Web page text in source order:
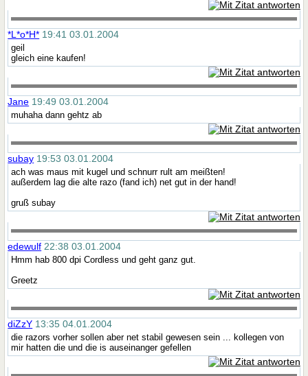
*L*o*H* 19:41 03.01.2004
geil
gleich eine kaufen!
Jane 19:49 03.01.2004
muhaha dann gehtz ab
subay 19:53 03.01.2004
ach was maus mit kugel und schnurr rult am meißten!
außerdem lag die alte razo (fand ich) net gut in der hand!
gruß subay
edewulf 22:38 03.01.2004
Hmm hab 800 dpi Cordless und geht ganz gut.
Greetz
diZzY 13:35 04.01.2004
die razors vorher sollen aber net stabil gewesen sein ... kollegen von
mir hatten die und die is auseinanger gefellen